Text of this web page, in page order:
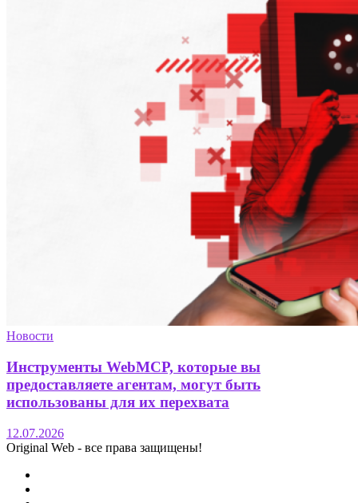
Новости
Инструменты WebMCP, которые вы
предоставляете агентам, могут быть
использованы для их перехвата
12.07.2026
Original Web - все права защищены!